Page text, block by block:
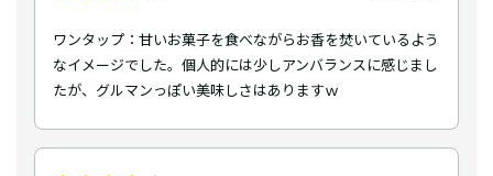
ワンタップ：甘いお菓子を食べながらお香を焚いているよう
なイメージでした。個人的には少しアンバランスに感じまし
たが、グルマンっぽい美味しさはありますｗ